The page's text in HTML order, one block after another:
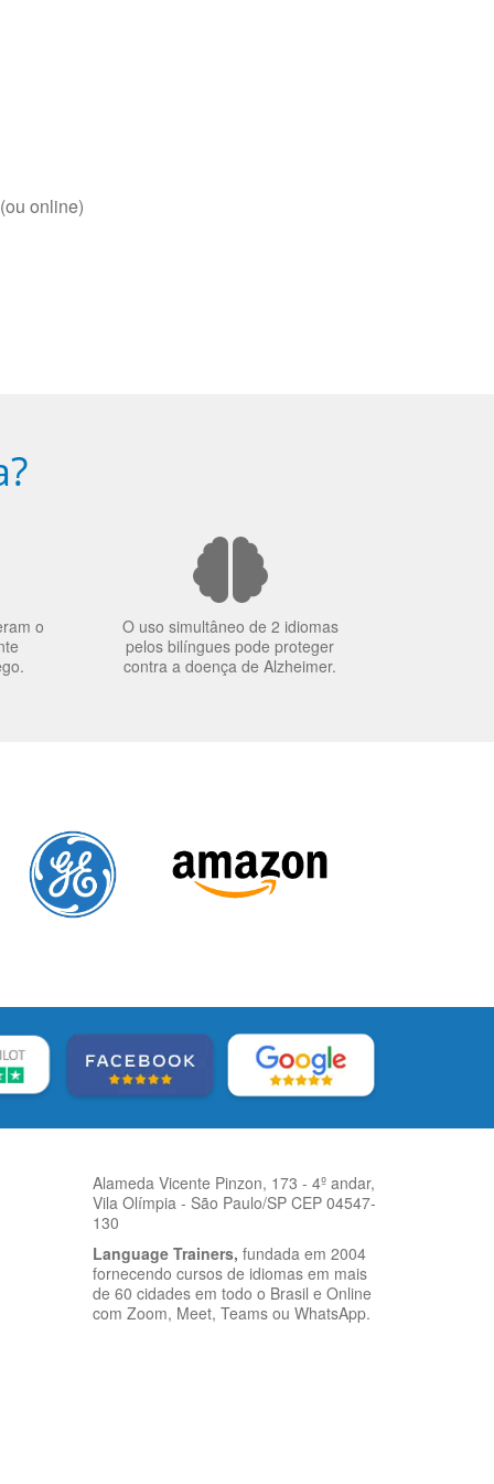
online)
o
O uso simultâneo de 2 idiomas
pelos bilíngues pode proteger
contra a doença de Alzheimer.
Alameda Vicente Pinzon, 173 - 4º andar,
Vila Olímpia - São Paulo/SP CEP 04547-
130
Language Trainers, fundada em 2004
fornecendo cursos de idiomas em mais
de 60 cidades em todo o Brasil e Online
com Zoom, Meet, Teams ou WhatsApp.